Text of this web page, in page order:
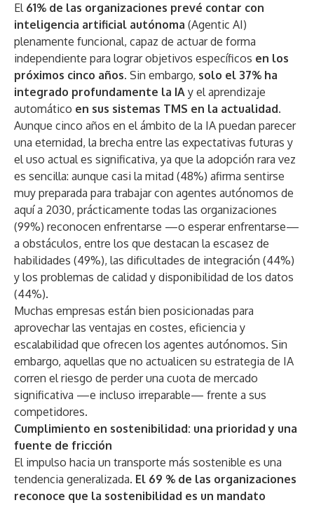
El 61% de las organizaciones prevé contar con
inteligencia artificial autónoma (Agentic AI)
plenamente funcional, capaz de actuar de forma
independiente para lograr objetivos específicos en los
próximos cinco años. Sin embargo, solo el 37% ha
integrado profundamente la IA y el aprendizaje
automático en sus sistemas TMS en la actualidad.
Aunque cinco años en el ámbito de la IA puedan parecer
una eternidad, la brecha entre las expectativas futuras y
el uso actual es significativa, ya que la adopción rara vez
es sencilla: aunque casi la mitad (48%) afirma sentirse
muy preparada para trabajar con agentes autónomos de
aquí a 2030, prácticamente todas las organizaciones
(99%) reconocen enfrentarse —o esperar enfrentarse—
a obstáculos, entre los que destacan la escasez de
habilidades (49%), las dificultades de integración (44%)
y los problemas de calidad y disponibilidad de los datos
(44%).
Muchas empresas están bien posicionadas para
aprovechar las ventajas en costes, eficiencia y
escalabilidad que ofrecen los agentes autónomos. Sin
embargo, aquellas que no actualicen su estrategia de IA
corren el riesgo de perder una cuota de mercado
significativa —e incluso irreparable— frente a sus
competidores.
Cumplimiento en sostenibilidad: una prioridad y una
fuente de fricción
El impulso hacia un transporte más sostenible es una
tendencia generalizada. El 69 % de las organizaciones
reconoce que la sostenibilidad es un mandato